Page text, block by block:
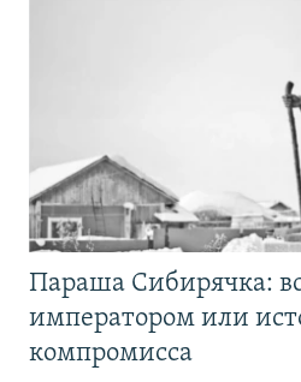
Параша Сибирячка:
императором или
компромисса